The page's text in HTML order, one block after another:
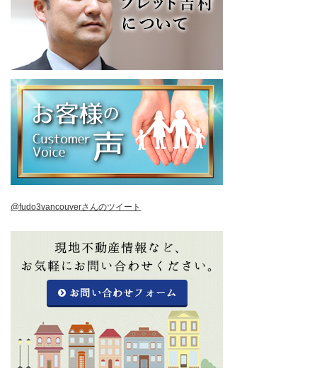
@fudo3vancouverさんのツイート